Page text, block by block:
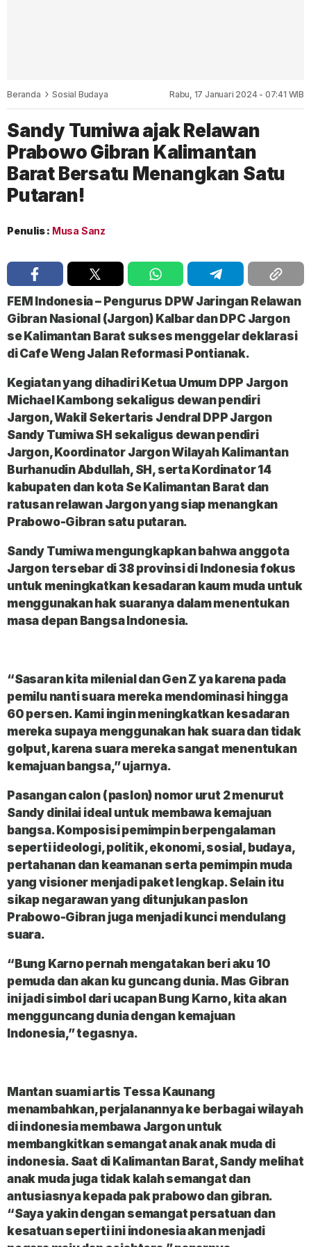
Beranda Sosial Budaya Rabu, 17 Januari 2024 - 07:41 WIB
Sandy Tumiwa ajak Relawan
Prabowo Gibran Kalimantan
Barat Bersatu Menangkan Satu
Putaran!
Penulis : Musa Sanz
FEM Indonesia– Pengurus DPW Jaringan Relawan
Gibran Nasional (Jargon) Kalbar dan DPC Jargon
se Kalimantan Barat sukses menggelar deklarasi
di Cafe Weng Jalan Reformasi Pontianak.
Kegiatan yang dihadiri Ketua Umum DPP Jargon
Michael Kambong sekaligus dewan pendiri
Jargon, Wakil Sekertaris Jendral DPP Jargon
Sandy Tumiwa SH sekaligus dewan pendiri
Jargon, Koordinator Jargon Wilayah Kalimantan
Burhanudin Abdullah, SH, serta Kordinator 14
kabupaten dan kota Se Kalimantan Barat dan
ratusan relawan Jargon yang siap menangkan
Prabowo-Gibran satu putaran.
Sandy Tumiwa mengungkapkan bahwa anggota
Jargon tersebar di 38 provinsi di Indonesia fokus
untuk meningkatkan kesadaran kaum muda untuk
menggunakan hak suaranya dalam menentukan
masa depan Bangsa Indonesia.
“Sasaran kita milenial dan Gen Z ya karena pada
pemilu nanti suara mereka mendominasi hingga
60 persen. Kami ingin meningkatkan kesadaran
mereka supaya menggunakan hak suara dan tidak
golput, karena suara mereka sangat menentukan
kemajuan bangsa,” ujarnya.
Pasangan calon (paslon) nomor urut 2 menurut
Sandy dinilai ideal untuk membawa kemajuan
bangsa. Komposisi pemimpin berpengalaman
seperti ideologi, politik, ekonomi, sosial, budaya,
pertahanan dan keamanan serta pemimpin muda
yang visioner menjadi paket lengkap. Selain itu
sikap negarawan yang ditunjukan paslon
Prabowo-Gibran juga menjadi kunci mendulang
suara.
“Bung Karno pernah mengatakan beri aku 10
pemuda dan akan ku guncang dunia. Mas Gibran
ini jadi simbol dari ucapan Bung Karno, kita akan
mengguncang dunia dengan kemajuan
Indonesia,” tegasnya.
Mantan suami artis Tessa Kaunang
menambahkan, perjalanannya ke berbagai wilayah
di indonesia membawa Jargon untuk
membangkitkan semangat anak anak muda di
indonesia. Saat di Kalimantan Barat, Sandy melihat
anak muda juga tidak kalah semangat dan
antusiasnya kepada pak prabowo dan gibran.
“Saya yakin dengan semangat persatuan dan
kesatuan seperti ini indonesia akan menjadi